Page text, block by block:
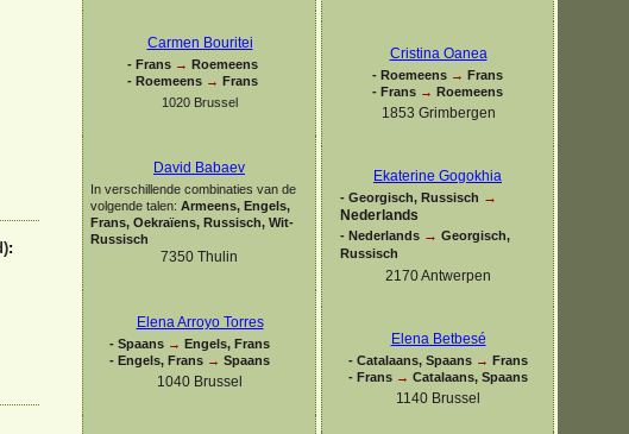
Carmen Bouritei
- Frans → Roemeens
- Roemeens → Frans
1020 Brussel
David Babaev
In verschillende combinaties van de
volgende talen: Armeens, Engels,
Frans, Oekraïens, Russisch, Wit-
Russisch
7350 Thulin
Elena Arroyo Torres
- Spaans → Engels, Frans
- Engels, Frans → Spaans
1040 Brussel
Cristina Oanea
- Roemeens → Frans
- Frans → Roemeens
1853 Grimbergen
Ekaterine Gogokhia
- Georgisch, Russisch →
Nederlands
- Nederlands → Georgisch,
Russisch
2170 Antwerpen
Elena Betbesé
- Catalaans, Spaans → Frans
- Frans → Catalaans, Spaans
1140 Brussel
: